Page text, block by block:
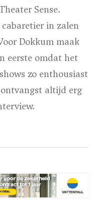
Sense.
in zalen
Dokkum maak
eerste omdat het
zo enthousiast
altijd erg